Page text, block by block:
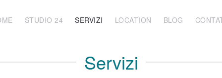
STUDIO 24 SERVIZI LOCATION BLOG
Servizi